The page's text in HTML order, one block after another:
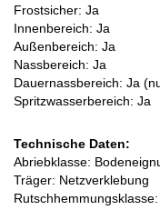
Frostsicher: Ja
Innenbereich: Ja
Außenbereich: Ja
Nassbereich: Ja
Dauernassbereich: Ja
Spritzwasserbereich: Ja
Technische Daten:
Abriebklasse:
Träger: Netzverklebung